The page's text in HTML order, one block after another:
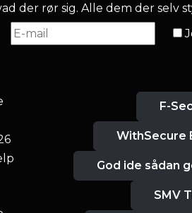
der rør sig. Alle dem der selv
F-
WithSecure
God ide sådan
SMV